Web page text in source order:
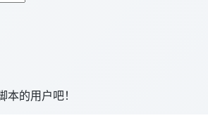
本的用户吧！